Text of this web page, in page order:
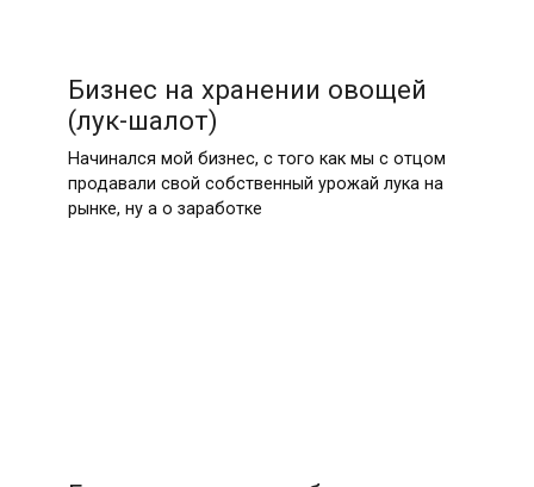
Бизнес на хранении овощей
(лук-шалот)
Начинался мой бизнес, с того как мы с отцом
продавали свой собственный урожай лука на
рынке, ну а о заработке